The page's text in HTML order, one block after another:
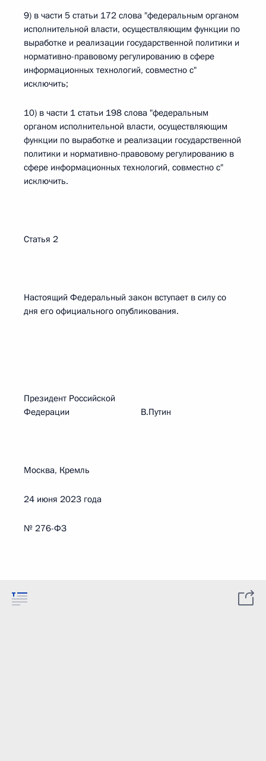
9) в части 5 статьи 172 слова "федеральным органом
исполнительной власти, осуществляющим функции по
выработке и реализации государственной политики и
нормативно-правовому регулированию в сфере
информационных технологий, совместно с"
исключить;
10) в части 1 статьи 198 слова "федеральным
органом исполнительной власти, осуществляющим
функции по выработке и реализации государственной
политики и нормативно-правовому регулированию в
сфере информационных технологий, совместно с"
исключить.
Статья 2
Настоящий Федеральный закон вступает в силу со
дня его официального опубликования.
Президент Российской
Федерации В.Путин
Москва, Кремль
24 июня 2023 года
№ 276-ФЗ